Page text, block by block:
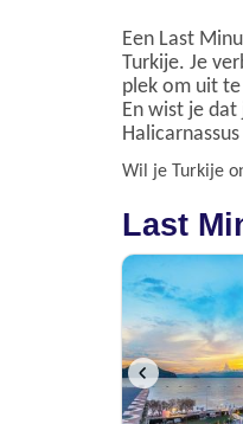
Een Last
Turkije. Je
plek om uit
En wist je
Wil je Turkije
Last